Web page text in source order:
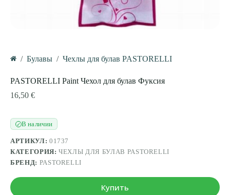
Главная
/ Булавы / Чехлы для булав PASTORELLI
PASTORELLI Paint Чехол для булав Фуксия
16,50 €
✓В наличии
АРТИКУЛ: 01737
КАТЕГОРИЯ:ЧЕХЛЫ ДЛЯ БУЛАВ PASTORELLI
БРЕНД: PASTORELLI
Купить